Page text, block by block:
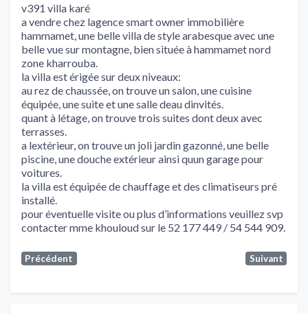
v391 villa karé
a vendre chez lagence smart owner immobilière
hammamet, une belle villa de style arabesque avec une
belle vue sur montagne, bien située à hammamet nord
zone kharrouba.
la villa est érigée sur deux niveaux:
au rez de chaussée, on trouve un salon, une cuisine
équipée, une suite et une salle deau dinvités.
quant à létage, on trouve trois suites dont deux avec
terrasses.
a lextérieur, on trouve un joli jardin gazonné, une belle
piscine, une douche extérieur ainsi quun garage pour
voitures.
la villa est équipée de chauffage et des climatiseurs pré
installé.
pour éventuelle visite ou plus d’informations veuillez svp
contacter mme khouloud sur le 52 177 449 / 54 544 909.
Précédent Suivant